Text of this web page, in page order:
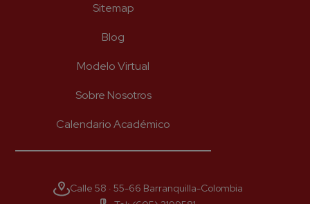
Número celular *
Sitemap
Blog
Modelo Virtual
Sobre Nosotros
Calendario Académico
Calle 58 · 55-66 Barranquilla-Colombia